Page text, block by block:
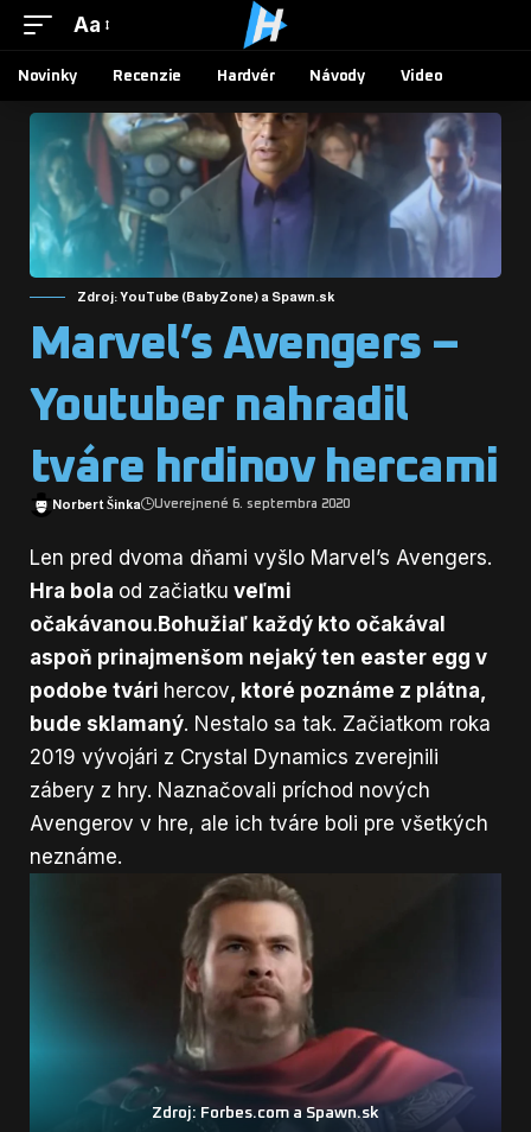
Aa
Novinky Recenzie Hardvér Návody Video
Zdroj: YouTube (BabyZone) a Spawn.sk
Marvel’s Avengers –
Youtuber nahradil
tváre hrdinov hercami
Norbert Šinka Uverejnené 6. septembra 2020
Len pred dvoma dňami vyšlo Marvel’s Avengers.
Hra bola od začiatku veľmi
očakávanou.Bohužiaľ každý kto očakával
aspoň prinajmenšom nejaký ten easter egg v
podobe tvári hercov , ktoré poznáme z plátna,
bude sklamaný. Nestalo sa tak. Začiatkom roka
2019 vývojári z Crystal Dynamics zverejnili
zábery z hry. Naznačovali príchod nových
Avengerov v hre, ale ich tváre boli pre všetkých
neznáme.
Zdroj: Forbes.com a Spawn.sk